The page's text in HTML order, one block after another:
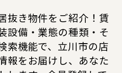
抜き物件をご紹介！賃
設備・業態の種類・そ
索機能で、立川市の店
報をお届けし、あなた